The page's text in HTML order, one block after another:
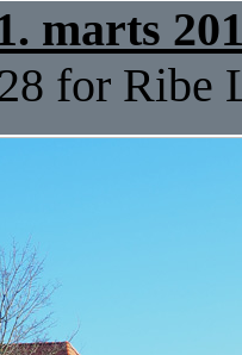
marts
for Ribe